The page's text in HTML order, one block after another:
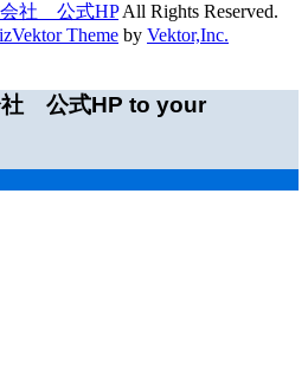
会社 公式HPAll Rights Reserved.
Theme by Vektor,Inc.
社 公式HP to your